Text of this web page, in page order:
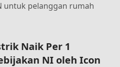
untuk pelanggan rumah
Naik Per 1
NI oleh Icon